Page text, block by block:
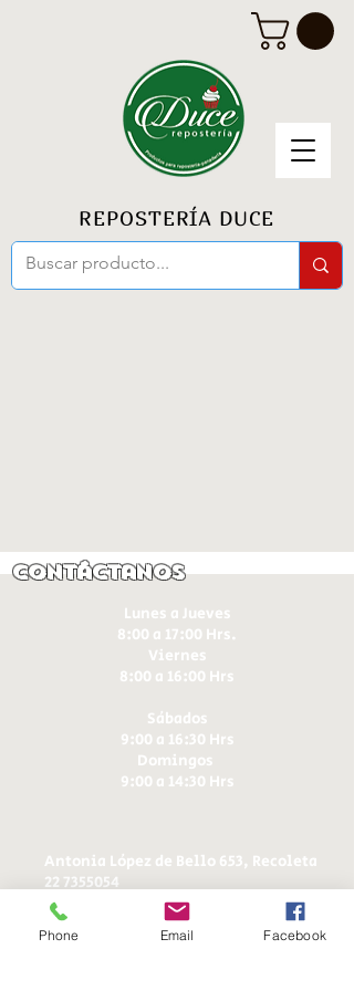
REPOSTERÍA DUCE
Contáctanos
Lunes a Jueves
8:00 a 17:00 Hrs.
Viernes
8:00 a 16:00 Hrs​
Sábados
9:00 a 16:30 Hrs
Domingos
9:00 a 14:30 Hrs
Antonia López de Bello 653, Recoleta
22 7355054
22 7375725
+56 9 75224598
ducereposteria@gmail.com
Phone Email Facebook